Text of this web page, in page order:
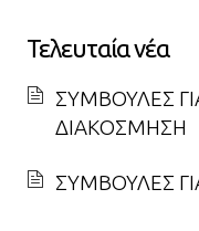
Τελευταία νέα
ΣΥΜΒΟΥΛΕΣ
ΔΙΑΚΟΣΜΗΣΗ
ΣΥΜΒΟΥΛΕΣ